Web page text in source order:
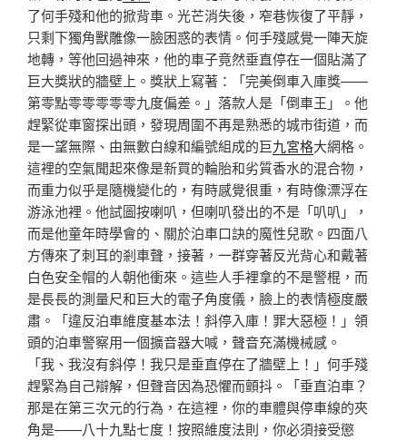
了何手殘和他的掀背車。光芒消失後，窄巷恢復了平靜，
只剩下獨角獸雕像一臉困惑的表情。何手殘感覺一陣天旋
地轉，等他回過神來，他的車子竟然垂直停在一個貼滿了
巨大獎狀的牆壁上。獎狀上寫著：「完美倒車入庫獎——
第零點零零零零零九度偏差。」落款人是「倒車王」。他
趕緊從車窗探出頭，發現周圍不再是熟悉的城市街道，而
是一望無際、由無數白線和編號組成的巨九宮格大網格。
這裡的空氣聞起來像是新買的輪胎和劣質香水的混合物，
而重力似乎是隨機變化的，有時感覺很重，有時像漂浮在
游泳池裡。他試圖按喇叭，但喇叭發出的不是「叭叭」，
而是他童年時學會的、關於泊車口訣的魔性兒歌。四面八
方傳來了刺耳的剎車聲，接著，一群穿著反光背心和戴著
白色安全帽的人朝他衝來。這些人手裡拿的不是警棍，而
是長長的測量尺和巨大的電子角度儀，臉上的表情極度嚴
肅。「違反泊車維度基本法！斜停入庫！罪大惡極！」領
頭的泊車警察用一個擴音器大喊，聲音充滿機械感。
「我、我沒有斜停！我只是垂直停在了牆壁上！」何手殘
趕緊為自己辯解，但聲音因為恐懼而顫抖。「垂直泊車？
那是在第三次元的行為，在這裡，你的車體與停車線的夾
角是——八十九點七度！按照維度法則，你必須接受懲